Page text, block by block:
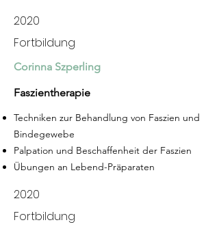
2020
Fortbildung
Corinna Szperling
Faszientherapie
Techniken zur Behandlung von Faszien und
Bindegewebe
Palpation und Beschaffenheit der Faszien
Übungen an Lebend-Präparaten
2020
Fortbildung